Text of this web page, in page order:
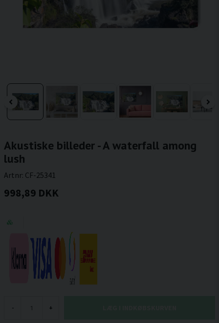
Akustiske billeder - A waterfall among
lush
Artnr: CF-25341
998,89 DKK
- +